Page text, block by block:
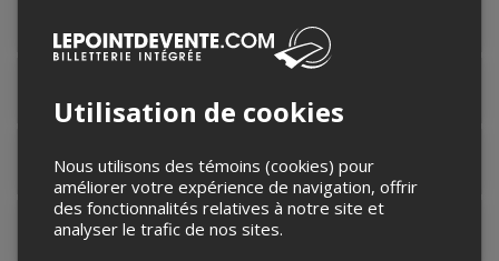
Lieu de l'événement
Contacter l'organisateur
Utilisation de cookies
Nous utilisons des témoins (cookies) pour
améliorer votre expérience de navigation, offrir
des fonctionnalités relatives à notre site et
analyser le trafic de nos sites.